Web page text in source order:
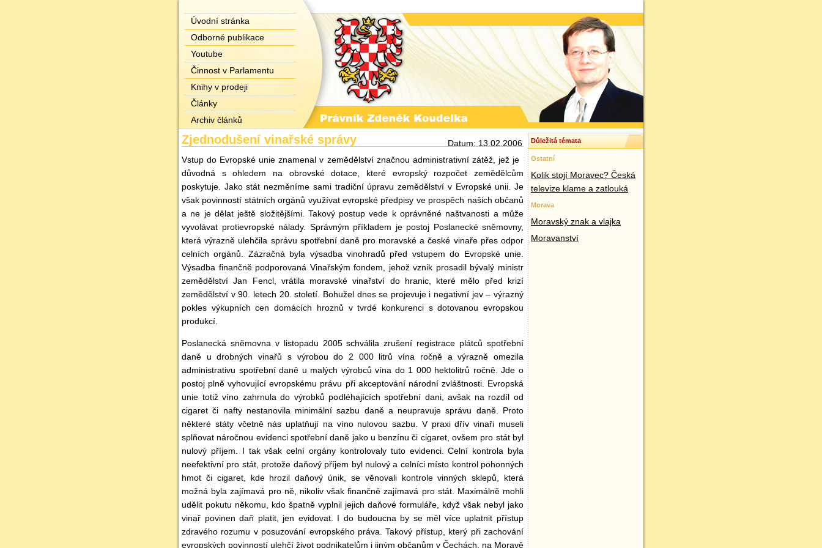
Úvodní stránka
Odborné publikace
Youtube
Činnost v Parlamentu
Knihy v prodeji
Články
Archiv článků
Důležitá témata
Ostatní
Kolik stojí Moravec? Česká
televize klame a zatlouká
Morava
Moravský znak a vlajka
Moravanství
Datum: 13.02.2006
Zjednodušení vinařské správy
Vstup do Evropské unie znamenal v zemědělství značnou administrativní zátěž, jež je
důvodná s ohledem na obrovské dotace, které evropský rozpočet zemědělcům
poskytuje. Jako stát nezměníme sami tradiční úpravu zemědělství v Evropské unii. Je
však povinností státních orgánů využívat evropské předpisy ve prospěch našich občanů
a ne je dělat ještě složitějšími. Takový postup vede k oprávněné naštvanosti a může
vyvolávat protievropské nálady. Správným příkladem je postoj Poslanecké sněmovny,
která výrazně ulehčila správu spotřební daně pro moravské a české vinaře přes odpor
celních orgánů. Zázračná byla výsadba vinohradů před vstupem do Evropské unie.
Výsadba finančně podporovaná Vinařským fondem, jehož vznik prosadil bývalý ministr
zemědělství Jan Fencl, vrátila moravské vinařství do hranic, které mělo před krizí
zemědělství v 90. letech 20. století. Bohužel dnes se projevuje i negativní jev – výrazný
pokles výkupních cen domácích hroznů v tvrdé konkurenci s dotovanou evropskou
produkcí.
Poslanecká sněmovna v listopadu 2005 schválila zrušení registrace plátců spotřební
daně u drobných vinařů s výrobou do 2 000 litrů vína ročně a výrazně omezila
administrativu spotřební daně u malých výrobců vína do 1 000 hektolitrů ročně. Jde o
postoj plně vyhovující evropskému právu při akceptování národní zvláštnosti. Evropská
unie totiž víno zahrnula do výrobků podléhajících spotřební dani, avšak na rozdíl od
cigaret či nafty nestanovila minimální sazbu daně a neupravuje správu daně. Proto
některé státy včetně nás uplatňují na víno nulovou sazbu. V praxi dřív vinaři museli
splňovat náročnou evidenci spotřební daně jako u benzínu či cigaret, ovšem pro stát byl
nulový příjem. I tak však celní orgány kontrolovaly tuto evidenci. Celní kontrola byla
neefektivní pro stát, protože daňový příjem byl nulový a celníci místo kontrol pohonných
hmot či cigaret, kde hrozil daňový únik, se věnovali kontrole vinných sklepů, která
možná byla zajímavá pro ně, nikoliv však finančně zajímavá pro stát. Maximálně mohli
udělit pokutu někomu, kdo špatně vyplnil jejich daňové formuláře, když však nebyl jako
vinař povinen daň platit, jen evidovat. I do budoucna by se měl více uplatnit přístup
zdravého rozumu v posuzování evropského práva. Takový přístup, který při zachování
evropských povinností ulehčí život podnikatelům i jiným občanům v Čechách, na Moravě